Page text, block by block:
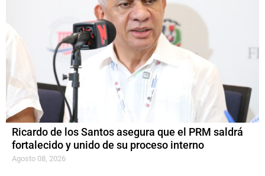
Ricardo de los Santos asegura que el PRM saldrá
fortalecido y unido de su proceso interno
Agosto 08, 2026